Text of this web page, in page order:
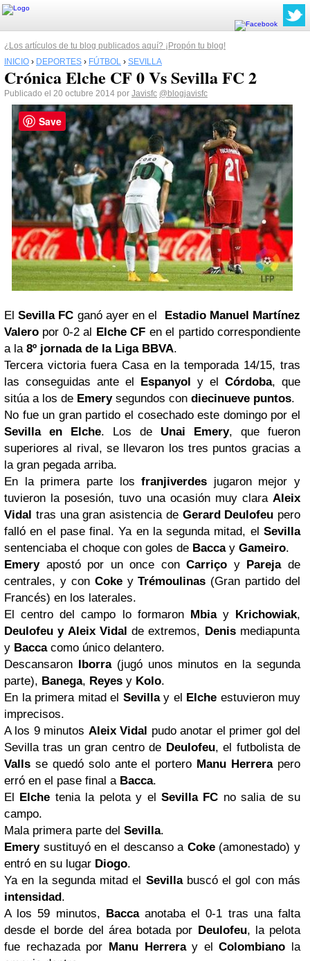
¿Los artículos de tu blog publicados aquí? ¡Propón tu blog!
INICIO › DEPORTES › FÚTBOL › SEVILLA
Crónica Elche CF 0 Vs Sevilla FC 2
Publicado el 20 octubre 2014 por Javisfc @blogjavisfc
ElSevilla FC ganó ayer en el
Estadio Manuel Martínez
Valero por 0-2 al Elche CF en el partido correspondiente
a la 8º jornada de la Liga BBVA.
Tercera victoria fuera Casa en la temporada 14/15, tras
las conseguidas ante el Espanyol y el Córdoba, que
sitúa a los de Emerysegundos con diecinueve puntos.
No fue un gran partido el cosechado este domingo por el
Sevilla en Elche. Los de Unai Emery, que fueron
superiores al rival, se llevaron los tres puntos gracias a
la gran pegada arriba.
En la primera parte losfranjiverdes jugaron mejor y
tuvieron la posesión, tuvo una ocasión muy clara Aleix
Vidal tras una gran asistencia de Gerard Deulofeu pero
falló en el pase final. Ya en la segunda mitad, el Sevilla
sentenciaba el choque con goles de Bacca y Gameiro.
Emery apostó por un once conCarriço y Parejade
centrales, y con Coke yTrémoulinas (Gran partido del
Francés) en los laterales.
El centro del campo lo formaron Mbia y Krichowiak,
Deulofeu y Aleix Vidal de extremos, Denismediapunta
y Baccacomo único delantero.
Descansaron Iborra (jugó unos minutos en la segunda
parte), Banega, Reyes y Kolo.
En la primera mitad el Sevilla y el Elche estuvieron muy
imprecisos.
A los 9 minutos Aleix Vidal pudo anotar el primer gol del
Sevilla tras un gran centro de Deulofeu, el futbolista de
Valls se quedó solo ante el portero Manu Herrerapero
erró en el pase final a Bacca.
El Elche tenia la pelota y el Sevilla FC no salia de su
campo.
Mala primera parte del Sevilla.
Emery sustituyó en el descanso a Coke (amonestado) y
entró en su lugar Diogo.
Ya en la segunda mitad el Sevilla buscó el gol con más
intensidad.
A los 59 minutos, Baccaanotaba el 0-1 tras una falta
desde el borde del área botada por Deulofeu, la pelota
fue rechazada por Manu Herreray elColombiano la
Save